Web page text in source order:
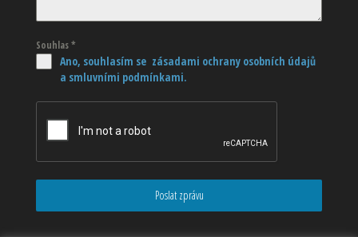
Souhlas*
Ano, souhlasím se zásadami ochrany osobních údajů
a smluvními podmínkami.
Poslat zprávu